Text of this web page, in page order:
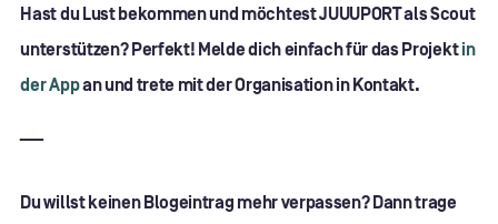
Hast du Lust bekommen und möchtest JUUUPORT als Scout
unterstützen? Perfekt! Melde dich einfach für das Projektin
der Appan und trete mit der Organisation in Kontakt.
Du willst keinen Blogeintrag mehr verpassen? Dann trage